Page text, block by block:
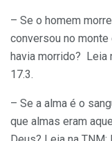
– Se o homem
conversou no
havia morrido? Leia
17.3.
– Se a alma é o
que almas eram